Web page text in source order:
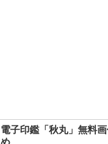
電子印鑑「秋丸」無料